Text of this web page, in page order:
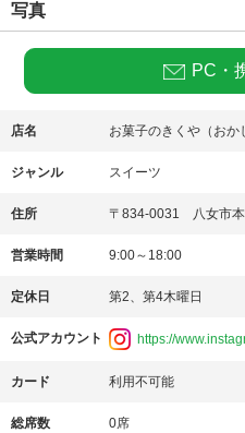
写真
PC・
店名 お菓子のきくや（おか
ジャンル スイーツ
住所 〒834-0031 八女市
営業時間 9:00～18:00
定休日 第2、第4木曜日
公式アカウント https://
カード 利用不可能
総席数 0席